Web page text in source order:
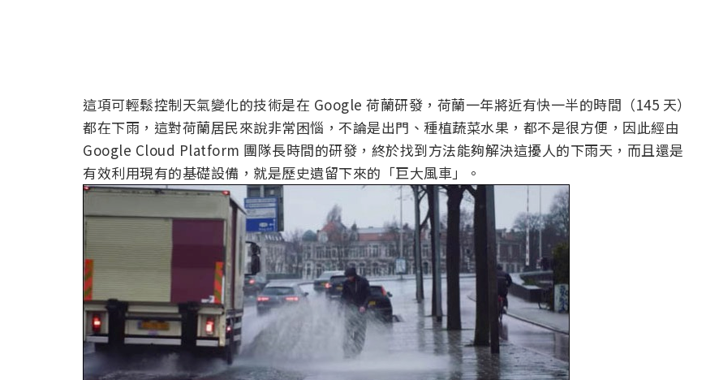
這項可輕鬆控制天氣變化的技術是在 Google 荷蘭研發，荷蘭一年將近有快一半的時間（145 天）
都在下雨，這對荷蘭居民來說非常困惱，不論是出門、種植蔬菜水果，都不是很方便，因此經由
Google Cloud Platform 團隊長時間的研發，終於找到方法能夠解決這擾人的下雨天，而且還是
有效利用現有的基礎設備，就是歷史遺留下來的「巨大風車」。